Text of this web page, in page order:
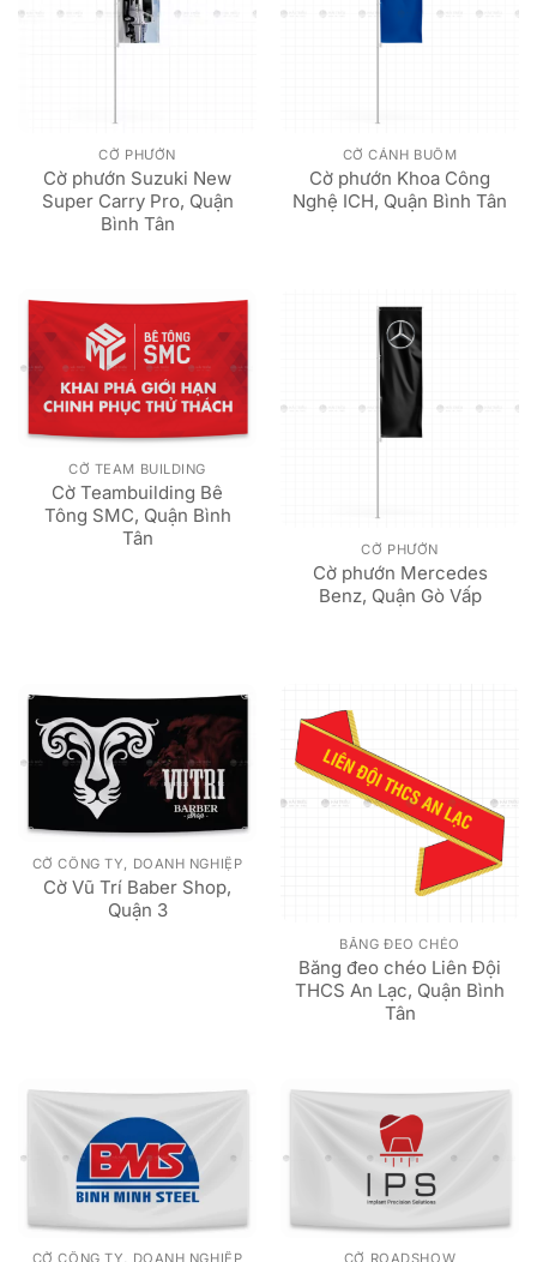
CỜ PHƯỚN
Cờ phướn Suzuki New
Super Carry Pro, Quận
Bình Tân
CỜ CÁNH BUỒM
Cờ phướn Khoa Công
Nghệ ICH, Quận Bình Tân
CỜ TEAM BUILDING
Cờ Teambuilding Bê
Tông SMC, Quận Bình
Tân
CỜ PHƯỚN
Cờ phướn Mercedes
Benz, Quận Gò Vấp
CỜ CÔNG TY, DOANH NGHIỆP
Cờ Vũ Trí Baber Shop,
Quận 3
BĂNG ĐEO CHÉO
Băng đeo chéo Liên Đội
THCS An Lạc, Quận Bình
Tân